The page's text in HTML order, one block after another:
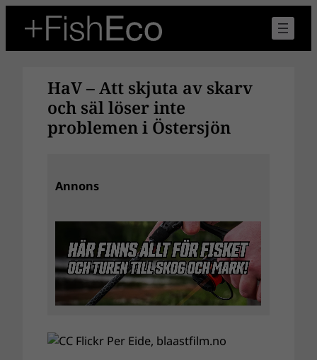
innehåll
HaV – Att skjuta av skarv
och säl löser inte
problemen i Östersjön
Annons